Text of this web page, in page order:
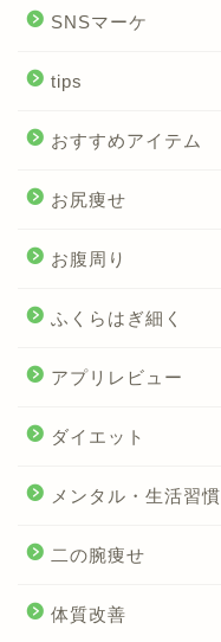
SNSマーケ
tips
おすすめアイテム
お尻痩せ
お腹周り
ふくらはぎ細く
アプリレビュー
ダイエット
メンタル・生活習慣
二の腕痩せ
体質改善